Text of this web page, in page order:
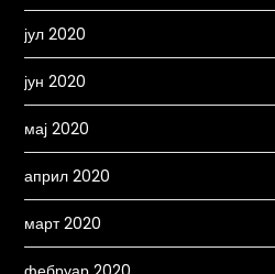
јул 2020
јун 2020
мај 2020
април 2020
март 2020